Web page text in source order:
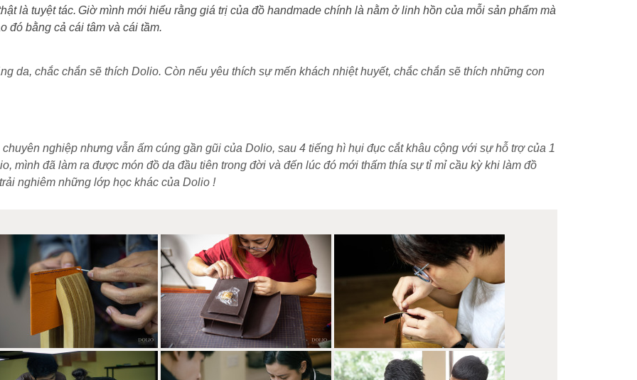
là tuyệt tác. Giờ mình mới hiểu rằng giá trị của đồ handmade chính là nằm ở linh hồn của mỗi sản phẩm mà
đó bằng cả cái tâm và cái tầm.
da, chắc chắn sẽ thích Dolio. Còn nếu yêu thích sự mến khách nhiệt huyết, chắc chắn sẽ thích những con
nghiệp nhưng vẫn ấm cúng gần gũi của Dolio, sau 4 tiếng hì hụi đục cắt khâu cộng với sự hỗ trợ của 1
mình đã làm ra được món đồ da đầu tiên trong đời và đến lúc đó mới thấm thía sự tỉ mỉ cầu kỳ khi làm đồ
nghiêm những lớp học khác của Dolio !